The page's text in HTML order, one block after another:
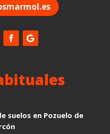
suelos en Pozuelo de